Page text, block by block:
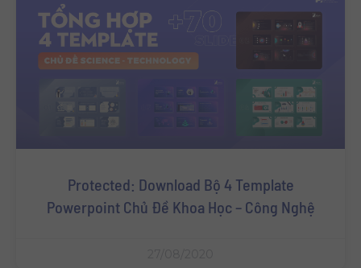
Protected: Download Bộ 4 Template
Powerpoint Chủ Đề Khoa Học – Công Nghệ